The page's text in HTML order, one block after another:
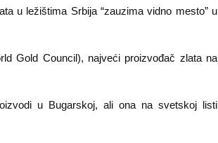
u ležištima Srbija “zauzima vidno mesto” u
Gold Council), najveći proizvođač zlata na
u Bugarskoj, ali ona na svetskoj listi